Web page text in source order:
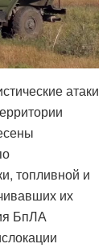
атаки
топливной и
их
БпЛА